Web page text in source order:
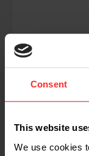
Consent
This website
We use cookies
STEFAN
“Op een
dagelijks